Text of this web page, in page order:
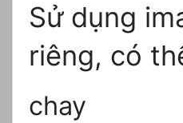
Sử dụng
riêng, có
chay